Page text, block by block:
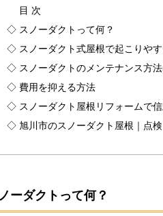
目 次
◇ スノーダクトって何？
◇ スノーダクト式屋根で起こりや
◇ スノーダクトのメンテナンス方
◇ 費用を抑える方法
◇ スノーダクト屋根リフォームで
◇ 旭川市のスノーダクト屋根｜点
ーダクトって何？